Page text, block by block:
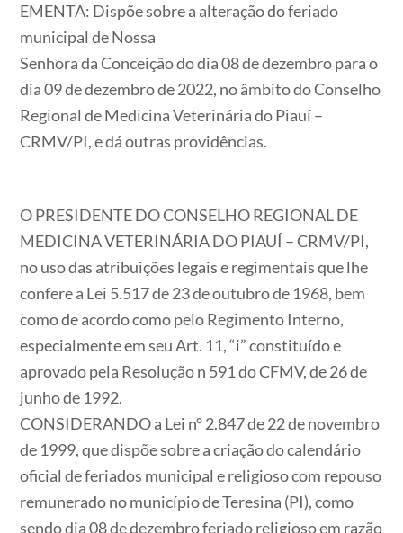
EMENTA: Dispõe sobre a alteração do feriado
municipal de Nossa
Senhora da Conceição do dia 08 de dezembro para o
dia 09 de dezembro de 2022, no âmbito do Conselho
Regional de Medicina Veterinária do Piauí –
CRMV/PI, e dá outras providências.
O PRESIDENTE DO CONSELHO REGIONAL DE
MEDICINA VETERINÁRIA DO PIAUÍ – CRMV/PI,
no uso das atribuições legais e regimentais que lhe
confere a Lei 5.517 de 23 de outubro de 1968, bem
como de acordo como pelo Regimento Interno,
especialmente em seu Art. 11, “i” constituído e
aprovado pela Resolução n 591 do CFMV, de 26 de
junho de 1992.
CONSIDERANDO a Lei n° 2.847 de 22 de novembro
de 1999, que dispõe sobre a criação do calendário
oficial de feriados municipal e religioso com repouso
remunerado no município de Teresina (PI), como
sendo dia 08 de dezembro feriado religioso em razão